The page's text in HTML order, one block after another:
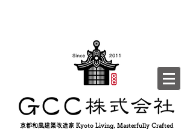
京都和風建築改造家 Kyoto Living, Masterfully Crafted